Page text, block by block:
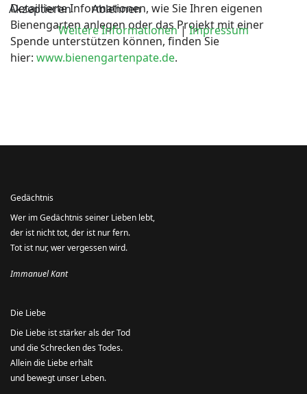
Detaillierte Informationen, wie Sie Ihren eigenen
Bienengarten anlegen oder das Projekt mit einer
Spende unterstützen können, finden Sie
hier: www.bienengartenpate.de.
Gedächtnis
Wer im Gedächtnis seiner Lieben lebt,
der ist nicht tot, der ist nur fern.
Tot ist nur, wer vergessen wird.
Immanuel Kant
Die Liebe
Die Liebe ist stärker als der Tod
und die Schrecken des Todes.
Allein die Liebe erhält
und bewegt unser Leben.
Akzeptieren
Ablehnen
Weitere Informationen| Impressum